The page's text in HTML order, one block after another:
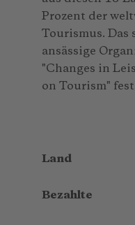
Prozent der
Tourismus.
ansässige
"Changes in
on Tourism"
Land
Bezahlte